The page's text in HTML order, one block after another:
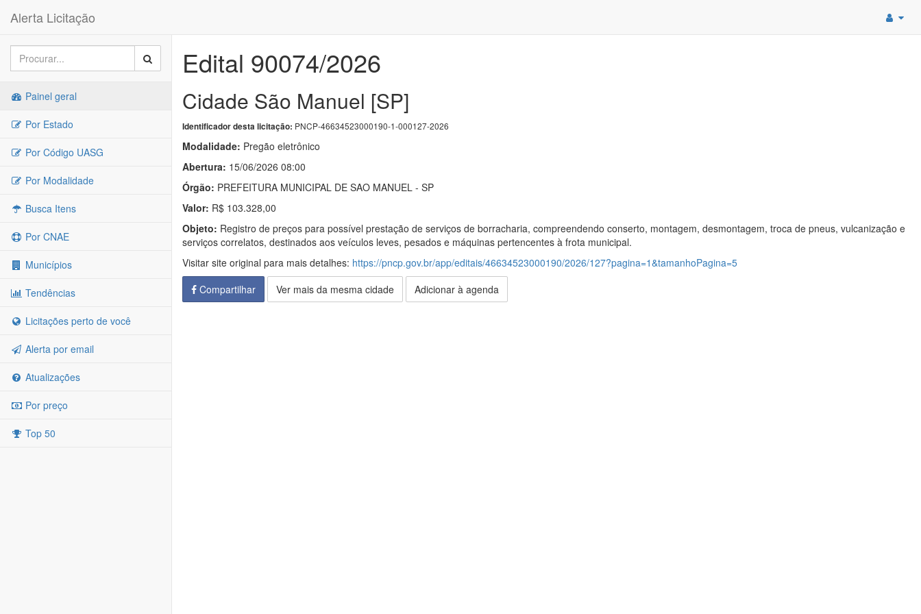
Alerta Licitação
Painel geral
Por Estado
Por Código UASG
Por Modalidade
Busca Itens
Por CNAE
Municípios
Tendências
Licitações perto de você
Alerta por email
Atualizações
Por preço
Top 50
Edital 90074/2026
Cidade São Manuel [SP]
Identificador desta licitação: PNCP-46634523000190-1-000127-2026
Modalidade: Pregão eletrônico
Abertura: 15/06/2026 08:00
Órgão: PREFEITURA MUNICIPAL DE SAO MANUEL - SP
Valor: R$ 103.328,00
Objeto: Registro de preços para possível prestação de serviços de borracharia, compreendendo conserto, montagem, desmontagem, troca de pneus, vulcanização e
serviços correlatos, destinados aos veículos leves, pesados e máquinas pertencentes à frota municipal.
Visitar site original para mais detalhes: https://pncp.gov.br/app/editais/46634523000190/2026/127?pagina=1&tamanhoPagina=5
Compartilhar
Ver mais da mesma cidade Adicionar à agenda